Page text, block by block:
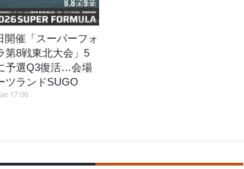
開催「スーパーフォ
第8戦東北大会」5
予選Q3復活…会場
ツランドSUGO
17:00